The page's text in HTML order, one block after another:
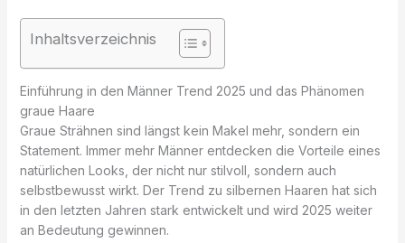
Inhaltsverzeichnis
Einführung in den Männer Trend 2025 und das Phänomen
graue Haare
Graue Strähnen sind längst kein Makel mehr, sondern ein
Statement. Immer mehr Männer entdecken die Vorteile eines
natürlichen Looks, der nicht nur stilvoll, sondern auch
selbstbewusst wirkt. Der Trend zu silbernen Haaren hat sich
in den letzten Jahren stark entwickelt und wird 2025 weiter
an Bedeutung gewinnen.